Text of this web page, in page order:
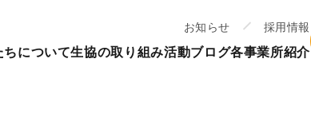
お知らせ 採用情報
ちについて生協の取り組み活動ブログ各事業所紹介